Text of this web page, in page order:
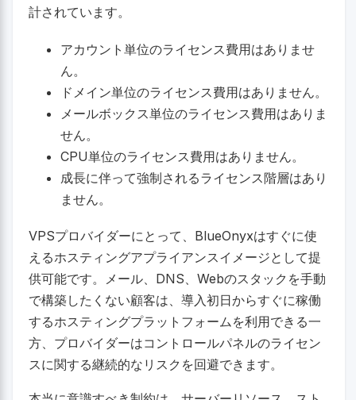
計されています。
アカウント単位のライセンス費用はありませ
ん。
ドメイン単位のライセンス費用はありません。
メールボックス単位のライセンス費用はありま
せん。
CPU単位のライセンス費用はありません。
成長に伴って強制されるライセンス階層はあり
ません。
VPSプロバイダーにとって、BlueOnyxはすぐに使
えるホスティングアプライアンスイメージとして提
供可能です。メール、DNS、Webのスタックを手動
で構築したくない顧客は、導入初日からすぐに稼働
するホスティングプラットフォームを利用できる一
方、プロバイダーはコントロールパネルのライセン
スに関する継続的なリスクを回避できます。